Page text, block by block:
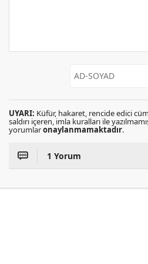
UYARI: Küfür, hakaret, rencide edici
saldırı içeren, imla kuralları ile
yorumlaronaylanmamaktadır.
1 Yorum